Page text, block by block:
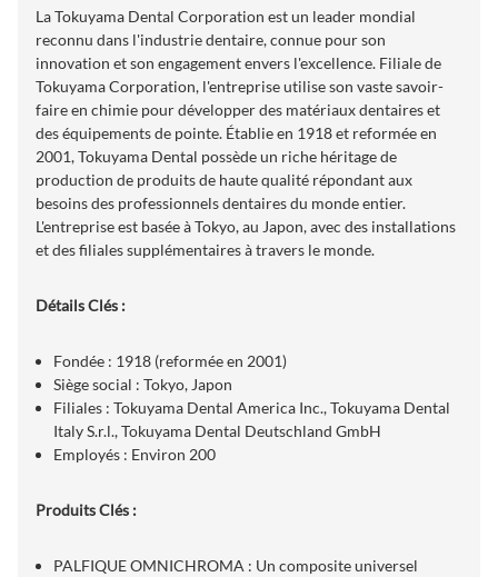
La Tokuyama Dental Corporation est un leader mondial
reconnu dans l'industrie dentaire, connue pour son
innovation et son engagement envers l'excellence. Filiale de
Tokuyama Corporation, l'entreprise utilise son vaste savoir-
faire en chimie pour développer des matériaux dentaires et
des équipements de pointe. Établie en 1918 et reformée en
2001, Tokuyama Dental possède un riche héritage de
production de produits de haute qualité répondant aux
besoins des professionnels dentaires du monde entier.
L'entreprise est basée à Tokyo, au Japon, avec des installations
et des filiales supplémentaires à travers le monde.
Détails Clés :
Fondée : 1918 (reformée en 2001)
Siège social : Tokyo, Japon
Filiales : Tokuyama Dental America Inc., Tokuyama Dental
Italy S.r.l., Tokuyama Dental Deutschland GmbH
Employés : Environ 200
Produits Clés :
PALFIQUE OMNICHROMA : Un composite universel